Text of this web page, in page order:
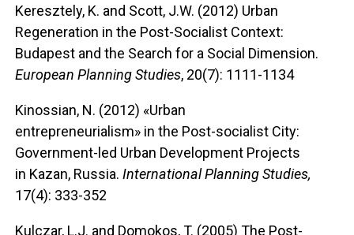
Keresztely, K. and Scott, J.W. (2012) Urban
Regeneration in the Post-Socialist Context:
Budapest and the Search for a Social Dimension.
European Planning Studies, 20(7): 1111-1134
Kinossian, N. (2012) «Urban
entrepreneurialism» in the Post-socialist City:
Government-led Urban Development Projects
in Kazan, Russia.International Planning Studies,
17(4): 333-352
Kulczar, L.J. and Domokos, T. (2005) The Post-